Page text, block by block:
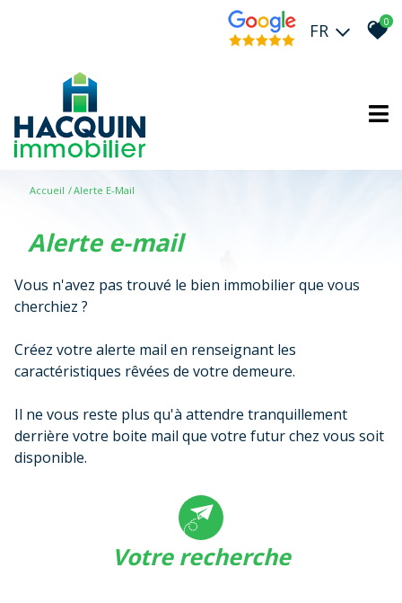
FR 0
Accueil Alerte E-Mail
alerte e-mail
Vous n'avez pas trouvé le bien immobilier que vous
cherchiez ?
Créez votre alerte mail en renseignant les
caractéristiques rêvées de votre demeure.
Il ne vous reste plus qu'à attendre tranquillement
derrière votre boite mail que votre futur chez vous soit
disponible.
votre recherche